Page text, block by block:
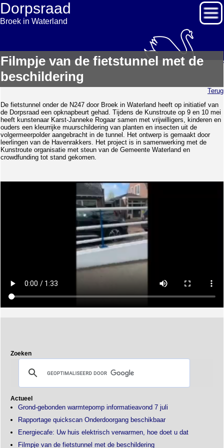
Dorpsraad
Broek in Waterland
Filmpje van de fietstunnel met de
beschildering
Terug
De fietstunnel onder de N247 door Broek in Waterland heeft op initiatief van
de Dorpsraad een opknapbeurt gehad. Tijdens de Kunstroute op 9 en 10 mei
heeft kunstenaar Karst-Janneke Rogaar samen met vrijwilligers, kinderen en
ouders een kleurrijke muurschildering van planten en insecten uit de
volgermeerpolder aangebracht in de tunnel. Het ontwerp is gemaakt door
leerlingen van de Havenrakkers. Het project is in samenwerking met de
Kunstroute organisatie met steun van de Gemeente Waterland en
crowdfunding tot stand gekomen.
Zoeken
Actueel
Grond-gebonden warmtepomp informatieavond 7 juli
Rapportage quickscan Onderdoorgang beschikbaar
Energiecafe: Uw huis elektrisch verwarmen, hoe doet u dat
Filmpje van de fietstunnel met de beschildering